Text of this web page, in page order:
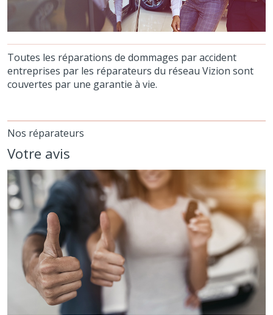
Toutes les réparations de dommages par accident
entreprises par les réparateurs du réseau Vizion sont
couvertes par une garantie à vie.
Nos réparateurs
Votre avis